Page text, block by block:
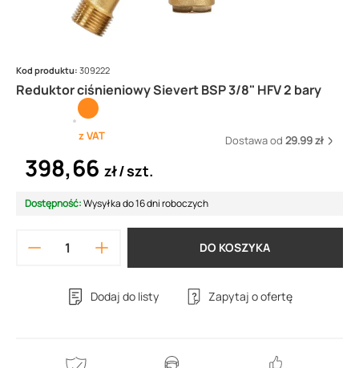
Reduktor ciśnieniowy Sievert BSP 3/8" HFV 2 bary
Kod produktu: 309222
z VAT Dostawa od 29.99 zł
398,66 zł szt.
Dostępność:Wysyłka do 16 dni roboczych
DO KOSZYKA
Dodaj do listy Zapytaj o ofertę